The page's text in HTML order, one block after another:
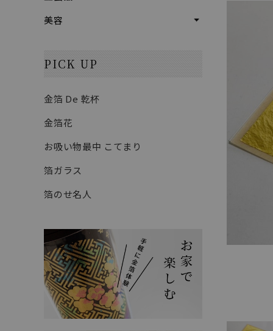
美容
PICK UP
金箔 De 乾杯
金箔花
お吸い物最中 こてまり
箔ガラス
箔のせ名人